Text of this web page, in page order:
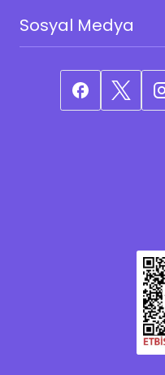
Sosyal Medya